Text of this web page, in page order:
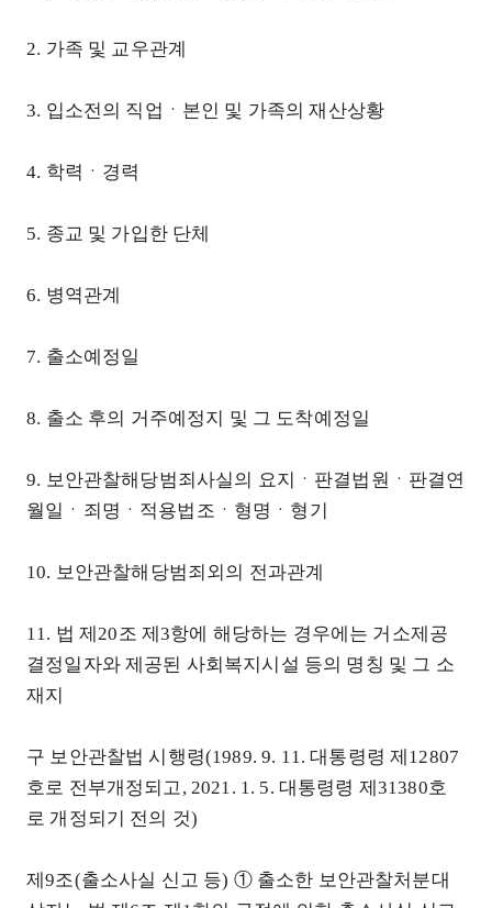
2. 가족 및 교우관계
3. 입소전의 직업ㆍ본인 및 가족의 재산상황
4. 학력ㆍ경력
5. 종교 및 가입한 단체
6. 병역관계
7. 출소예정일
8. 출소 후의 거주예정지 및 그 도착예정일
9. 보안관찰해당범죄사실의 요지ㆍ판결법원ㆍ판결연
월일ㆍ죄명ㆍ적용법조ㆍ형명ㆍ형기
10. 보안관찰해당범죄외의 전과관계
11. 법 제20조 제3항에 해당하는 경우에는 거소제공
결정일자와 제공된 사회복지시설 등의 명칭 및 그 소
재지
구 보안관찰법 시행령(1989. 9. 11. 대통령령 제12807
호로 전부개정되고, 2021. 1. 5. 대통령령 제31380호
로 개정되기 전의 것)
제9조(출소사실 신고 등) ① 출소한 보안관찰처분대